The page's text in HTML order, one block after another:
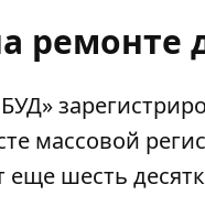
ремонте
массовой
еще шесть